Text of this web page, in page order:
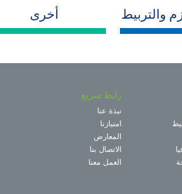
والتربيط أخرى
رابط سريع
نبذة عنا
امتيازنا
المعارض
الاتصال بنا
العمل معنا